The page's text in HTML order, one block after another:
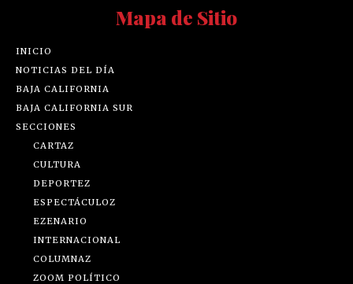
Mapa de Sitio
INICIO
NOTICIAS DEL DÍA
BAJA CALIFORNIA
BAJA CALIFORNIA SUR
SECCIONES
CARTAZ
CULTURA
DEPORTEZ
ESPECTÁCULOZ
EZENARIO
INTERNACIONAL
COLUMNAZ
ZOOM POLÍTICO